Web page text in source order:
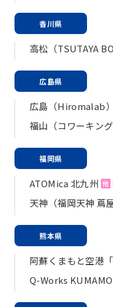
香川県
高松（TSUTAYA
広島県
広島（Hiromalab）
福山（コワーキン
福岡県
ATOMica 北九州 他
天神（福岡天神 蔦
熊本県
阿蘇くまもと空港
Q-Works